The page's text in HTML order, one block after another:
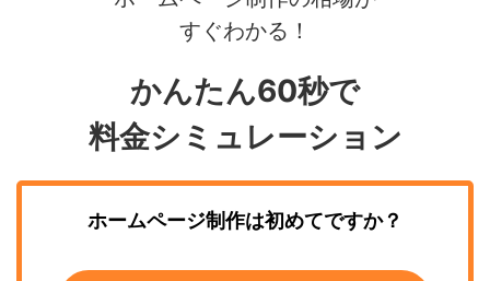
すぐわかる！
かんたん60秒で
料金シミュレーション
ホームページ制作は初めてですか？